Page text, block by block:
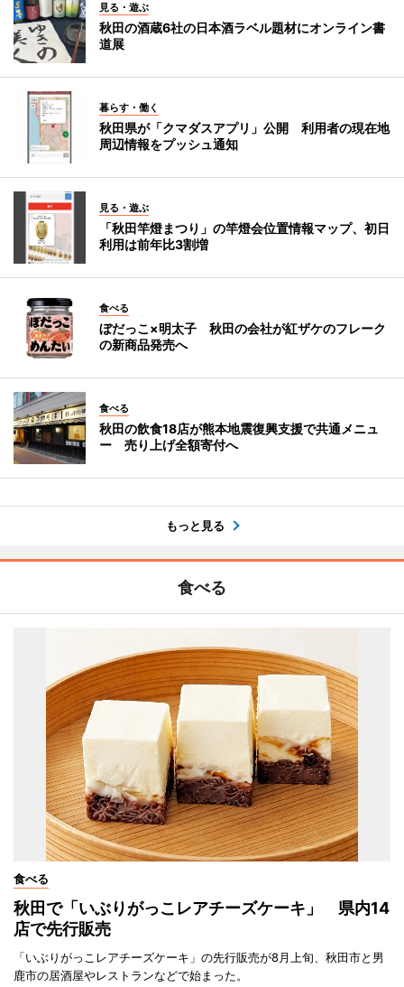
見る・遊ぶ
秋田の酒蔵6社の日本酒ラベル題材にオンライン書
道展
暮らす・働く
秋田県が「クマダスアプリ」公開 利用者の現在地
周辺情報をプッシュ通知
見る・遊ぶ
「秋田竿燈まつり」の竿燈会位置情報マップ、初日
利用は前年比3割増
食べる
ぼだっこ×明太子 秋田の会社が紅ザケのフレーク
の新商品発売へ
食べる
秋田の飲食18店が熊本地震復興支援で共通メニュ
ー 売り上げ全額寄付へ
もっと見る
食べる
食べる
秋田で「いぶりがっこレアチーズケーキ」 県内14
店で先行販売
「いぶりがっこレアチーズケーキ」の先行販売が8月上旬、秋田市と男
鹿市の居酒屋やレストランなどで始まった。